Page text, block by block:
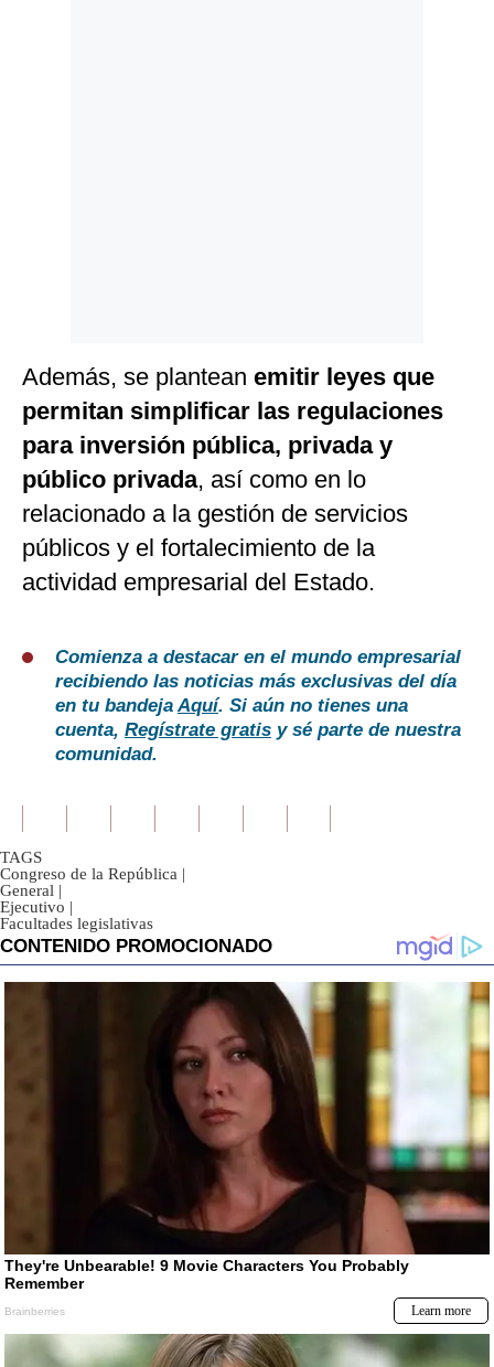
Además, se plantean emitir leyes que
permitan simplificar las regulaciones
para inversión pública, privada y
público privada, así como en lo
relacionado a la gestión de servicios
públicos y el fortalecimiento de la
actividad empresarial del Estado.
Comienza a destacar en el mundo empresarial
recibiendo las noticias más exclusivas del día
en tu bandejaAquí. Si aún no tienes una
cuenta, Regístrate gratis y sé parte de nuestra
comunidad.
TAGS
Congreso de la República |
General |
Ejecutivo |
Facultades legislativas